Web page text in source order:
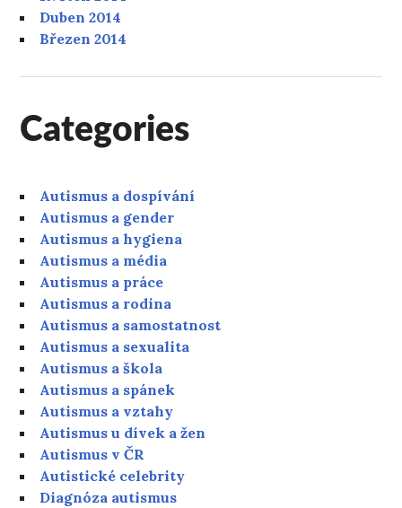
Duben 2014
Březen 2014
Categories
Autismus a dospívání
Autismus a gender
Autismus a hygiena
Autismus a média
Autismus a práce
Autismus a rodina
Autismus a samostatnost
Autismus a sexualita
Autismus a škola
Autismus a spánek
Autismus a vztahy
Autismus u dívek a žen
Autismus v ČR
Autistické celebrity
Diagnóza autismus